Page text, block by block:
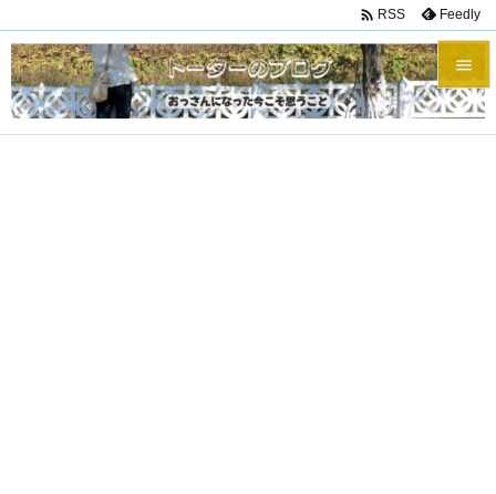


メニュ
 RSS Feedly